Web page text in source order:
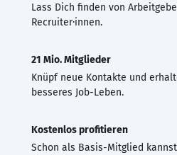
Lass Dich finden von
Recruiter·innen.
21 Mio. Mitglieder
Knüpf neue Kontakte und
besseres Job-Leben.
Kostenlos profitieren
Schon als Basis-Mitglied